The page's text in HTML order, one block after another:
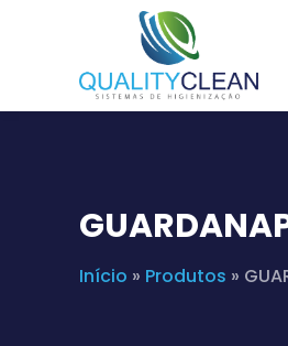
Início » Produtos »